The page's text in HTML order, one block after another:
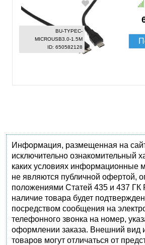
BU-TYPEC-
MICROUSB3.0-1.5M
ID: 650582128
Информация, размещенная на
исключительно ознакомительный
каких условиях информационные
не являются публичной офертой,
положениями Статей 435 и 437 ГК
наличие товара будет
посредством сообщения на
телефонного звонка на номер,
оформлении заказа. Внешний вид
товаров могут отличаться от